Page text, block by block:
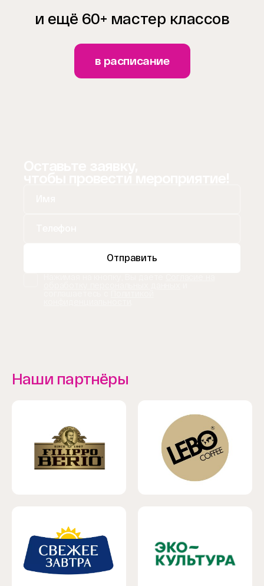
и ещё 60+ мастер классов
в расписание
Отправить
Наши партнёры